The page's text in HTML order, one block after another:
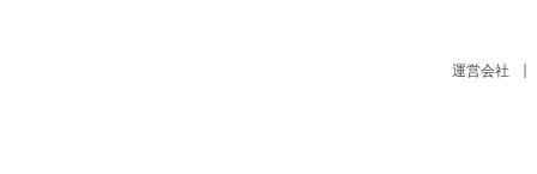
運営会社